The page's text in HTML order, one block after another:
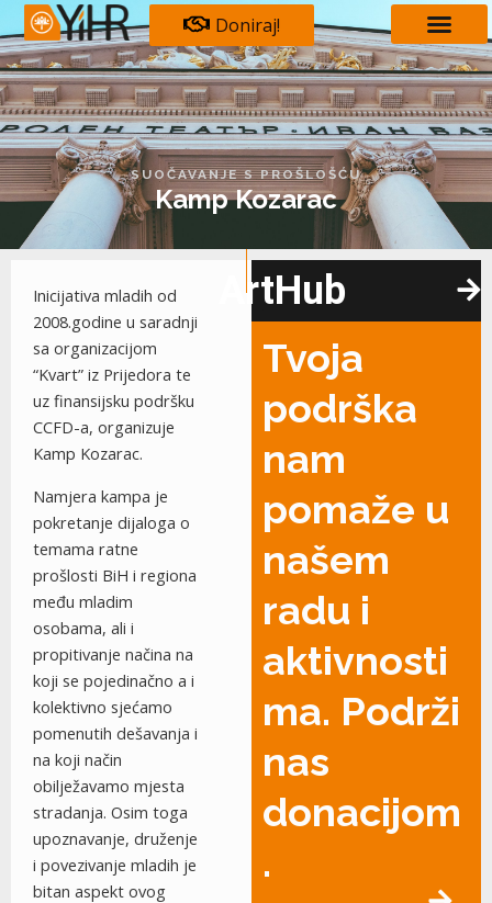
Skip
to
content
Doniraj!
SUOČAVANJE S PROŠLOŠĆU
Kamp Kozarac
Inicijativa mladih od
2008.godine u saradnji
sa organizacijom
“Kvart” iz Prijedora te
uz finansijsku podršku
CCFD-a, organizuje
Kamp Kozarac.
Namjera kampa je
pokretanje dijaloga o
temama ratne
prošlosti BiH i regiona
među mladim
osobama, ali i
propitivanje načina na
koji se pojedinačno a i
kolektivno sjećamo
pomenutih dešavanja i
na koji način
obilježavamo mjesta
stradanja. Osim toga
upoznavanje, druženje
i povezivanje mladih je
bitan aspekt ovog
ArtHub
Tvoja
podrška
nam
pomaže u
našem
radu i
aktivnosti
ma. Podrži
nas
donacijom
.
Post
navigation